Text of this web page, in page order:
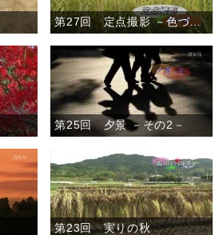
第27回 定点撮影 －色づき－
第25回 夕景 －その2－
第23回 実りの秋